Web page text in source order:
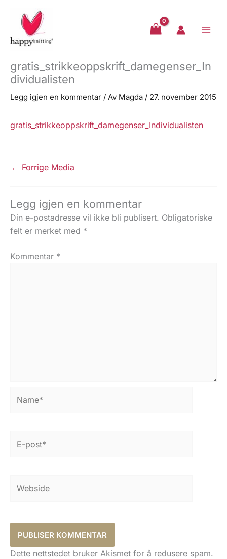
innholdet
gratis_strikkeoppskrift_damegenser_In
dividualisten
Legg igjen en kommentar / Av Magda / 27. november 2015
gratis_strikkeoppskrift_damegenser_Individualisten
← Forrige Media
Legg igjen en kommentar
Din e-postadresse vil ikke bli publisert. Obligatoriske
felt er merket med *
Kommentar *
post*
Dette nettstedet bruker Akismet for å redusere spam.